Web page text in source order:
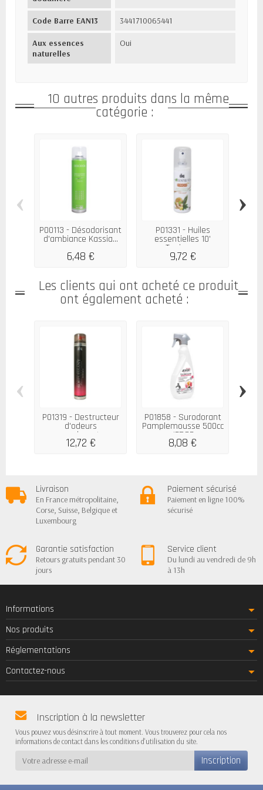
Code Barre EAN13 3441710065441
Aux essences
naturelles
Oui
10 autres produits dans la même
catégorie :
P00113 - Désodorisant
d'ambiance Kassia...
6,48 €
P01331 - Huiles
essentielles 10'
Tonique...
9,72 €
‹ ›
Les clients qui ont acheté ce produit
ont également acheté :
P01319 - Destructeur
d'odeurs
surpuissant...
12,72 €
P01858 - Surodorant
Pamplemousse 500cc
JEDOR
8,08 €
‹ ›
Livraison
En France métropolitaine,
Corse, Suisse, Belgique et
Luxembourg
Paiement sécurisé
Paiement en ligne 100%
sécurisé
Garantie satisfaction
Retours gratuits pendant 30
jours
Service client
Du lundi au vendredi de 9h
à 13h
Informations
Nos produits
Réglementations
Contactez-nous
Inscription à la newsletter
Vous pouvez vous désinscrire à tout moment. Vous trouverez pour cela nos
informations de contact dans les conditions d'utilisation du site.